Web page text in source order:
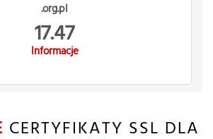
.org.pl
17.47
Informacje
CERTYFIKATY SSL DLA